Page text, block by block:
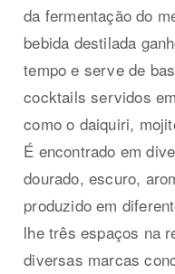
da fermentação do
bebida destilada
tempo e serve de
cocktails servidos
como o daiquiri,
É encontrado em
dourado, escuro,
produzido em
lhe três espaços na
diversas marcas